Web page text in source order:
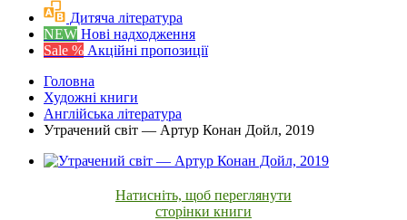
Дитяча література
NEW Нові надходження
Sale % Акційні пропозиції
Головна
Художні книги
Англійська література
Утрачений світ — Артур Конан Дойл, 2019
Натисніть, щоб переглянути
сторінки книги